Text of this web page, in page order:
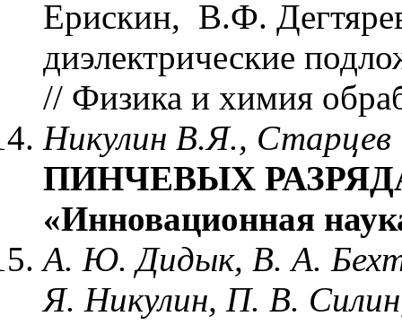
Ерискин, В.Ф.
диэлектрические
// Физика и xимия
Никулин В.Я.,
ПИНЧЕВЫХ
«Инновационная
А. Ю. Дидык, В. А.
Я. Никулин, П. В.